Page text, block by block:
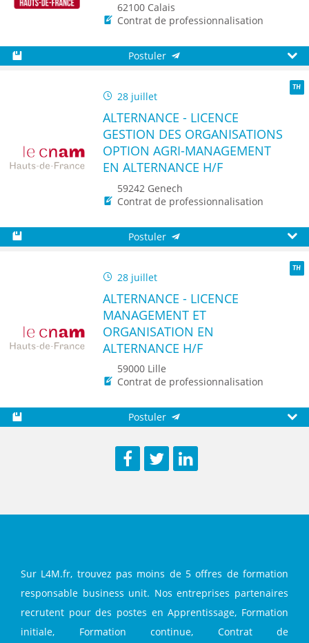
Sur L4M.fr, trouvez pas moins de 5 offres de formation
responsable business unit. Nos entreprises partenaires
recrutent pour des postes en Apprentissage, Formation
initiale, Formation continue, Contrat de
62100 Calais
Contrat de professionnalisation
Postuler
28 juillet
ALTERNANCE - LICENCE
GESTION DES ORGANISATIONS
OPTION AGRI-MANAGEMENT
EN ALTERNANCE H/F
59242 Genech
Contrat de professionnalisation
Postuler
28 juillet
ALTERNANCE - LICENCE
MANAGEMENT ET
ORGANISATION EN
ALTERNANCE H/F
59000 Lille
Contrat de professionnalisation
Postuler